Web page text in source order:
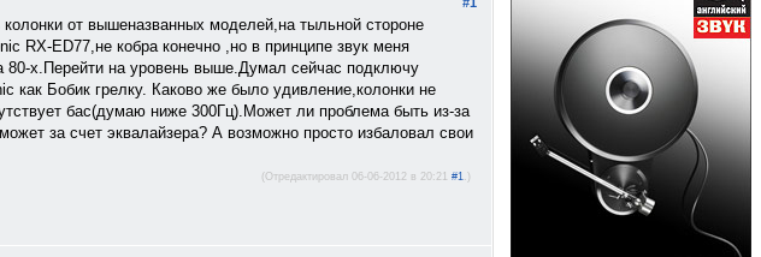
от вышеназванных моделей,на тыльной стороне
RX-ED77,не кобра конечно ,но в принципе звук меня
80-х.Перейти на уровень выше.Думал сейчас подключу
как Бобик грелку. Каково же было удивление,колонки не
бас(думаю ниже 300Гц).Может ли проблема быть из-за
за счет эквалайзера? А возможно просто избаловал свои
(Отредактировал 06-06-2012 в 20:21 #1.)